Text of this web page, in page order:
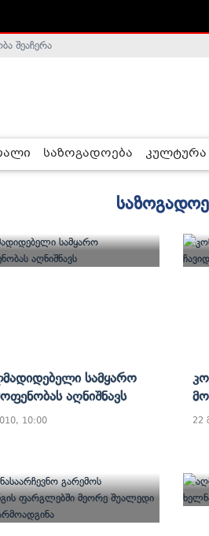
ჰელსინკის კომისია
შეაჩერა
საზოგადოება კულტურა
Სამყარო
Აღნიშნავს
10:00 22